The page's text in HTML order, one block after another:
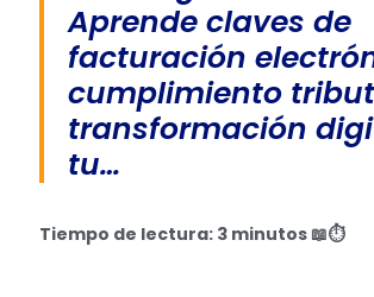
Aprende claves de
facturación
cumplimiento
transformación
tu…
Tiempo de lectura: 3 minutos 📖⏱